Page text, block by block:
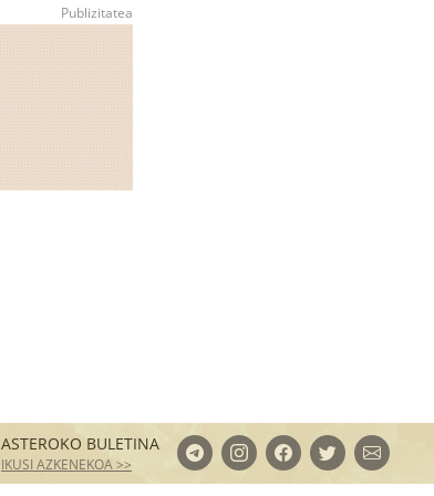
ASTEROKO BULETINA
IKUSI AZKENEKOA >>